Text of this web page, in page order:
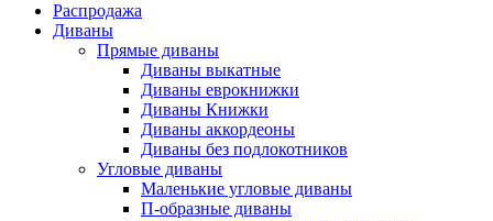
Распродажа
Диваны
Прямые диваны
Диваны выкатные
Диваны еврокнижки
Диваны Книжки
Диваны аккордеоны
Диваны без подлокотников
Угловые диваны
Маленькие угловые диваны
П-образные диваны